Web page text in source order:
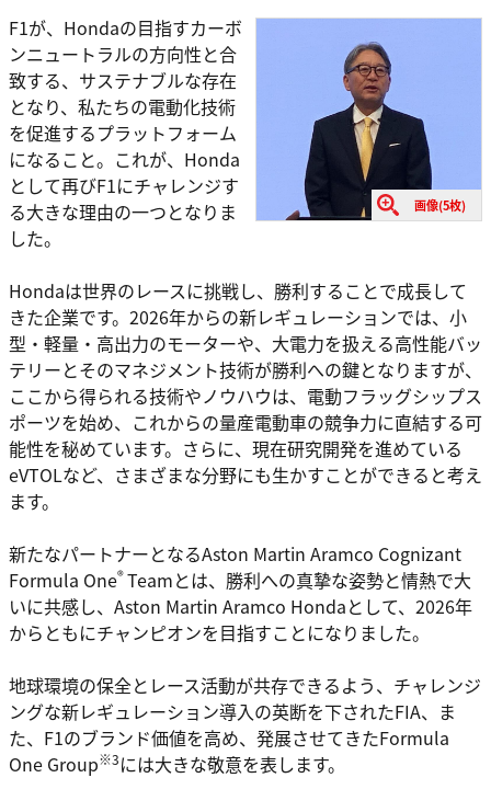
画像(5枚)
F1が、Hondaの目指すカーボ
ンニュートラルの方向性と合
致する、サステナブルな存在
となり、私たちの電動化技術
を促進するプラットフォーム
になること。これが、Honda
として再びF1にチャレンジす
る大きな理由の一つとなりま
した。
Hondaは世界のレースに挑戦し、勝利することで成長して
きた企業です。2026年からの新レギュレーションでは、小
型・軽量・高出力のモーターや、大電力を扱える高性能バッ
テリーとそのマネジメント技術が勝利への鍵となりますが、
ここから得られる技術やノウハウは、電動フラッグシップス
ポーツを始め、これからの量産電動車の競争力に直結する可
能性を秘めています。さらに、現在研究開発を進めている
eVTOLなど、さまざまな分野にも生かすことができると考え
ます。
新たなパートナーとなるAston Martin Aramco Cognizant
Formula One®Teamとは、勝利への真摯な姿勢と情熱で大
いに共感し、Aston Martin Aramco Hondaとして、2026年
からともにチャンピオンを目指すことになりました。
地球環境の保全とレース活動が共存できるよう、チャレンジ
ングな新レギュレーション導入の英断を下されたFIA、ま
た、F1のブランド価値を高め、発展させてきたFormula
One Group※3には大きな敬意を表します。